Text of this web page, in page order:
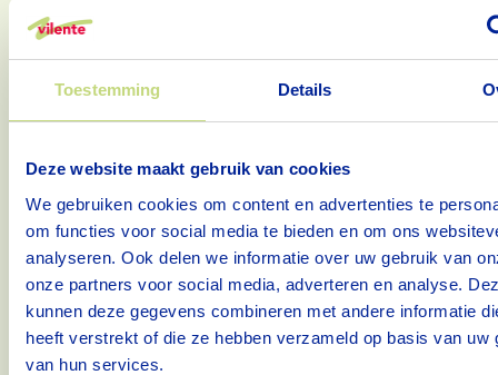
Toestemming Details
Deze website maakt gebruik van cookies
We gebruiken cookies om content en advertenties te
om functies voor social media te bieden en om ons
analyseren. Ook delen we informatie over uw gebruik van
onze partners voor social media, adverteren en analyse.
kunnen deze gegevens combineren met andere informatie
heeft verstrekt of die ze hebben verzameld op basis van uw
van hun services.
Kortdurend herstel